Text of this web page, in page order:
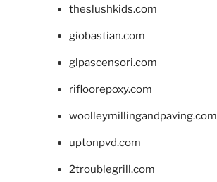
theslushkids.com
giobastian.com
glpascensori.com
rifloorepoxy.com
woolleymillingandpaving.com
uptonpvd.com
2troublegrill.com